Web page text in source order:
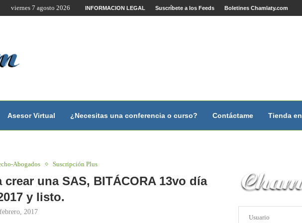
por Internet y Videoconferencia.
viernes 7 agosto 2026 INFORMACION LEGAL Suscríbete a los Feeds Boletines Chamlaty.com
Asesor Virtual ¿Necesitas una conferencia o curso? Contáctame Tienda en
Abogados Suscripción Plus
una SAS, BITÁCORA 13vo día
y listo.
2017